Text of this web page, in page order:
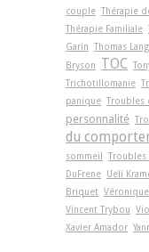
couple Thérapie
Thérapie Familiale
Garin Thomas
Bryson
TOC
Trichotillomanie
panique Troubles
personnalité
du
sommeil
DuFrene
Ueli
Briquet
Vincent Trybou
Xavier Amador